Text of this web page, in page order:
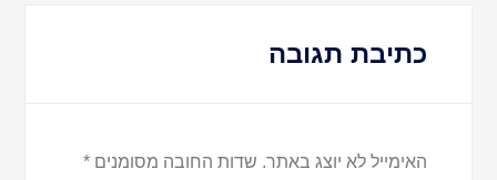
כתיבת תגובה
האימייל לא יוצג באתר. שדות החובה מסומנים*